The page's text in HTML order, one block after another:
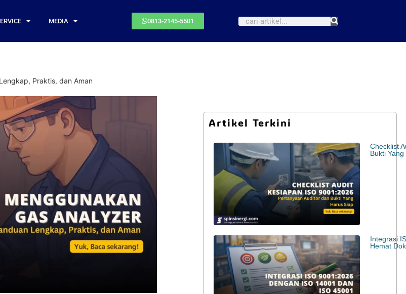
MEDIA 0813-2145-5501
Praktis, dan Aman
Artikel Terkini
Checklist
Bukti
Integrasi
Hemat